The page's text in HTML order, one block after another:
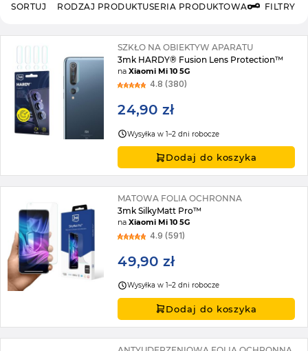
RODZAJ PRODUKTUSERIA PRODUKTOWA FILTRY
SORTUJ
SZKŁO NA OBIEKTYW APARATU
3mk HARDY® Fusion Lens Protection™
naXiaomi Mi 10 5G
4.8 (380)
24,90 zł
Wysyłka w 1–2 dni robocze
Dodaj do koszyka
MATOWA FOLIA OCHRONNA
3mk SilkyMatt Pro™
naXiaomi Mi 10 5G
4.9 (591)
49,90 zł
Wysyłka w 1–2 dni robocze
Dodaj do koszyka